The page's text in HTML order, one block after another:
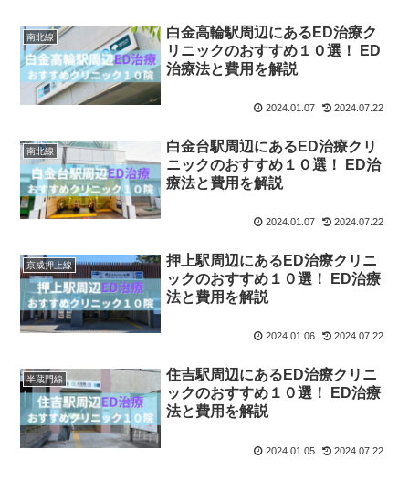
南北線
白金高輪駅周辺にあるED治療ク
リニックのおすすめ１０選！ ED
治療法と費用を解説
2024.01.07 2024.07.22
南北線
白金台駅周辺にあるED治療クリ
ニックのおすすめ１０選！ ED治
療法と費用を解説
2024.01.07 2024.07.22
京成押上線
押上駅周辺にあるED治療クリニ
ックのおすすめ１０選！ ED治療
法と費用を解説
2024.01.06 2024.07.22
半蔵門線
住吉駅周辺にあるED治療クリニ
ックのおすすめ１０選！ ED治療
法と費用を解説
2024.01.05 2024.07.22